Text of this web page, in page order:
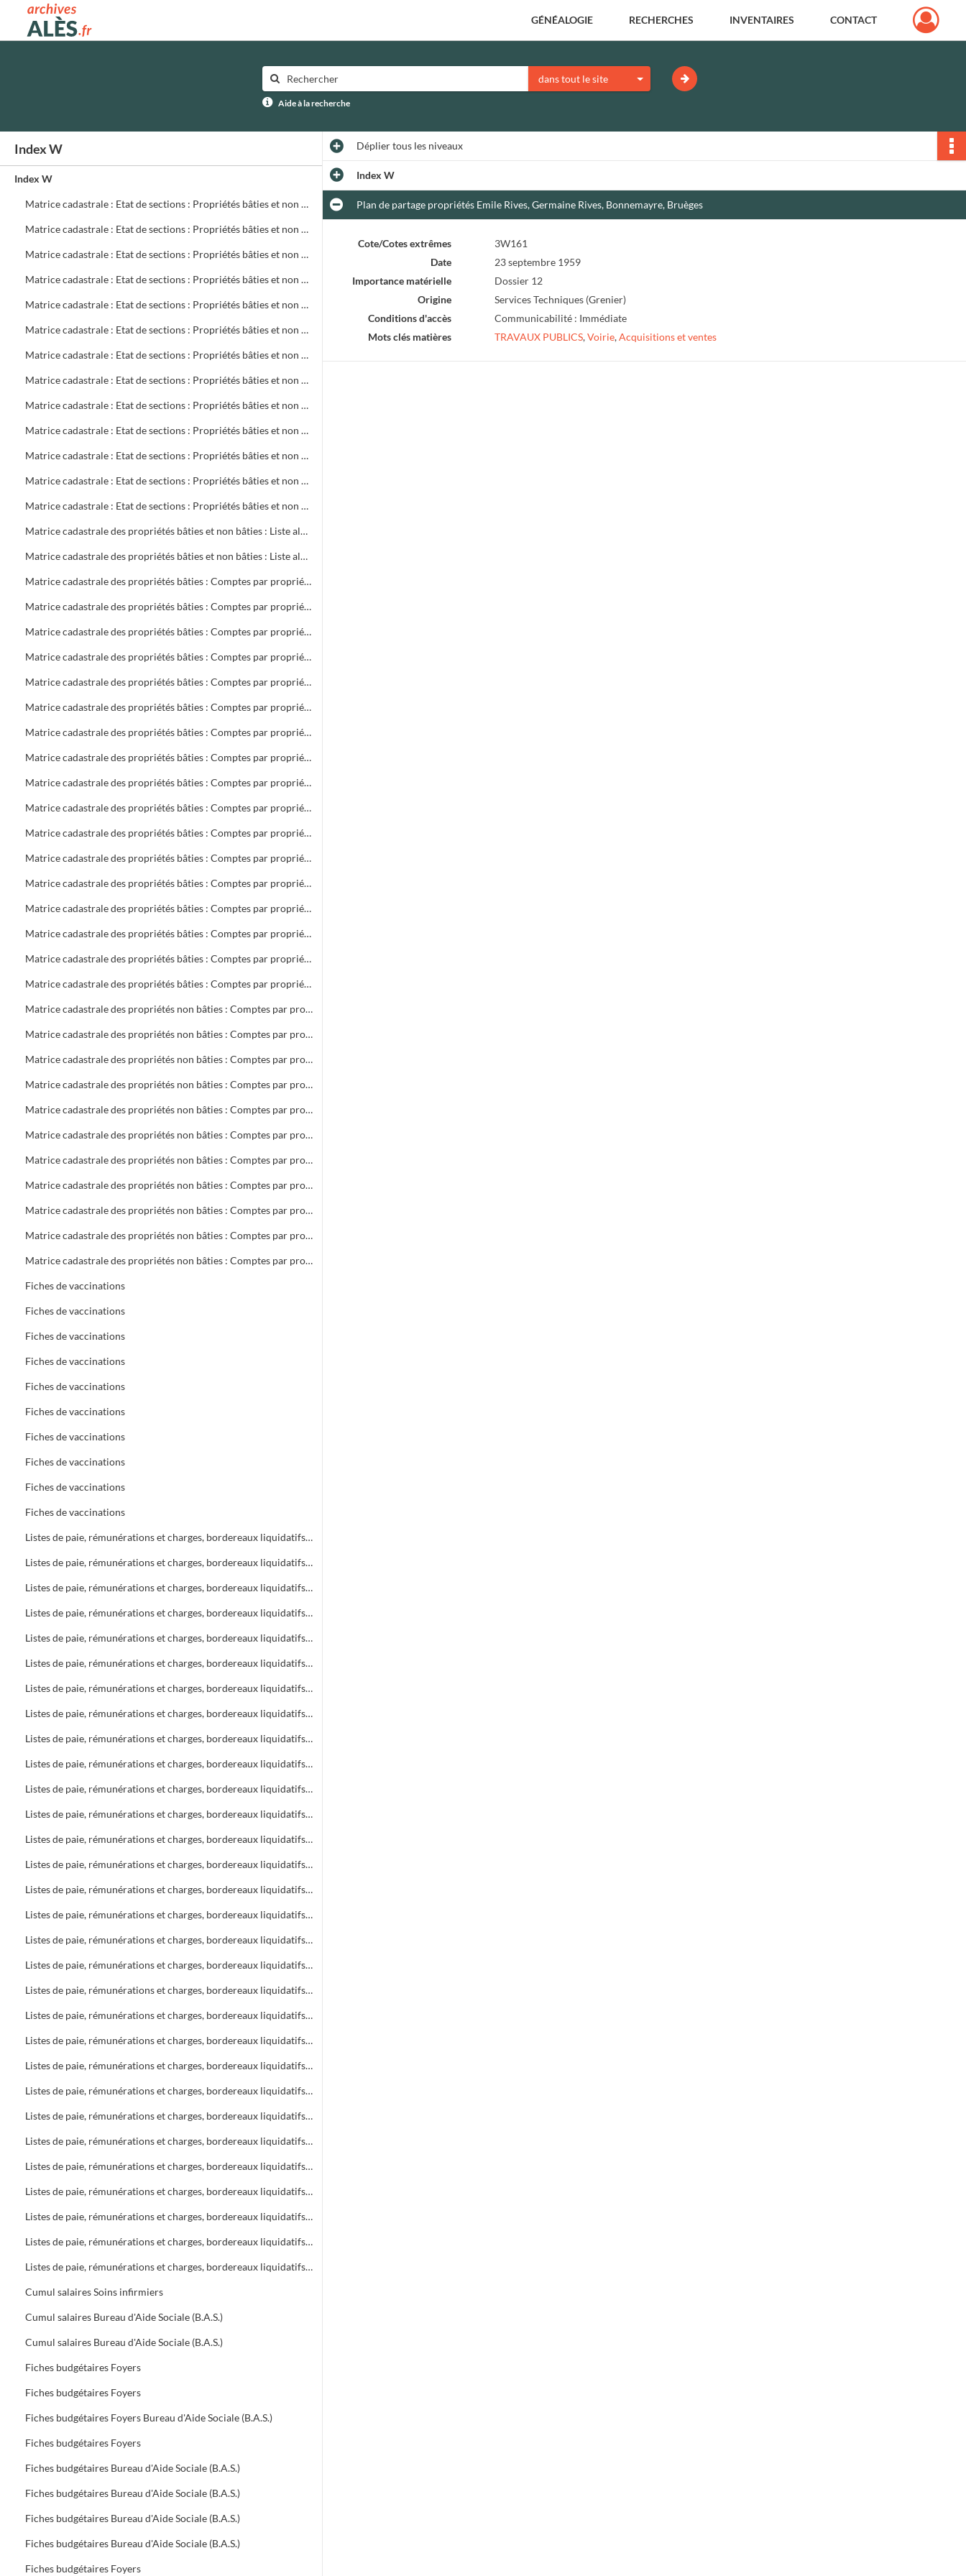
Archives municipales d'Alès GÉNÉALOGIE RECHERCHES INVENTAIRES CONTACT
dans tout le site
Aide à la recherche
Index W
Index W
Matrice cadastrale : Etat de sections : Propriétés bâties et non bâties : Comptes par rue et lieu-dit : CA 621 à 780
Matrice cadastrale : Etat de sections : Propriétés bâties et non bâties : Comptes par rue et lieu-dit : CB 1 à 299
Matrice cadastrale : Etat de sections : Propriétés bâties et non bâties : Comptes par rue et lieu-dit : CB 300 à 499
Matrice cadastrale : Etat de sections : Propriétés bâties et non bâties : Comptes par rue et lieu-dit : CB 500 à 699
Matrice cadastrale : Etat de sections : Propriétés bâties et non bâties : Comptes par rue et lieu-dit : CB 700 à 719
Matrice cadastrale : Etat de sections : Propriétés bâties et non bâties : Comptes par rue et lieu-dit : CB 720 à 770
Matrice cadastrale : Etat de sections : Propriétés bâties et non bâties : Comptes par rue et lieu-dit : CB 771 à 855
Matrice cadastrale : Etat de sections : Propriétés bâties et non bâties : Comptes par rue et lieu-dit : CD 1 à 304
Matrice cadastrale : Etat de sections : Propriétés bâties et non bâties : Comptes par rue et lieu-dit : CH 1 à 394
Matrice cadastrale : Etat de sections : Propriétés bâties et non bâties : Comptes par rue et lieu-dit : CM 1 à 386
Matrice cadastrale : Etat de sections : Propriétés bâties et non bâties : Comptes par rue et lieu-dit : CN 1 à 190
Matrice cadastrale : Etat de sections : Propriétés bâties et non bâties : Comptes par rue et lieu-dit : CN 191 à 387
Matrice cadastrale : Etat de sections : Propriétés bâties et non bâties : Comptes par rue et lieu-dit : CO 1 à 440
Matrice cadastrale des propriétés bâties et non bâties : Liste alphabétique des propriétaires : A à G
Matrice cadastrale des propriétés bâties et non bâties : Liste alphabétique des propriétaires : A à Z
Matrice cadastrale des propriétés bâties : Comptes par propriétaire : 2 à 469 sociétés
Matrice cadastrale des propriétés bâties : Comptes par propriétaire : 2 à 680 copropriétés
Matrice cadastrale des propriétés bâties : Comptes par propriétaire : B 1 à 700
Matrice cadastrale des propriétés bâties : Comptes par propriétaire : B 701 à 1404
Matrice cadastrale des propriétés bâties : Comptes par propriétaire : B 1404 à C 400
Matrice cadastrale des propriétés bâties : Comptes par propriétaire : C 401 à 1268
Matrice cadastrale des propriétés bâties : Comptes par propriétaire : D 1 à E 116
Matrice cadastrale des propriétés bâties : Comptes par propriétaire : F 3 à 566
Matrice cadastrale des propriétés bâties : Comptes par propriétaire : G 3 à 989
Matrice cadastrale des propriétés bâties : Comptes par propriétaire : H 1 à L 98
Matrice cadastrale des propriétés bâties : Comptes par propriétaire : L 101 à M 220
Matrice cadastrale des propriétés bâties : Comptes par propriétaire : M 221 à 1116
Matrice cadastrale des propriétés bâties : Comptes par propriétaire : N 1 à P 729
Matrice cadastrale des propriétés bâties : Comptes par propriétaire : P 730 à R 574
Matrice cadastrale des propriétés bâties : Comptes par propriétaire : R 575 à S 601
Matrice cadastrale des propriétés bâties : Comptes par propriétaire : S 602 à 399
Matrice cadastrale des propriétés bâties : Comptes par propriétaire : V 2 à Z 27
Matrice cadastrale des propriétés non bâties : Comptes par propriétaire : A Collectivités
Matrice cadastrale des propriétés non bâties : Comptes par propriétaire : BA à BOS
Matrice cadastrale des propriétés non bâties : Comptes par propriétaire : BOU à CHAP
Matrice cadastrale des propriétés non bâties : Comptes par propriétaire : CHAR à DOV
Matrice cadastrale des propriétés non bâties : Comptes par propriétaire : DR à GA
Matrice cadastrale des propriétés non bâties : Comptes par propriétaire : GEB à K
Matrice cadastrale des propriétés non bâties : Comptes par propriétaire : LA à MAZ
Matrice cadastrale des propriétés non bâties : Comptes par propriétaire : ME à PH
Matrice cadastrale des propriétés non bâties : Comptes par propriétaire : PIA à ROUG
Matrice cadastrale des propriétés non bâties : Comptes par propriétaire : ROVI à S
Matrice cadastrale des propriétés non bâties : Comptes par propriétaire : T à Z
Fiches de vaccinations
Fiches de vaccinations
Fiches de vaccinations
Fiches de vaccinations
Fiches de vaccinations
Fiches de vaccinations
Fiches de vaccinations
Fiches de vaccinations
Fiches de vaccinations
Fiches de vaccinations
Listes de paie, rémunérations et charges, bordereaux liquidatifs Bureau d'Aide Sociale (B.A.S.)
Listes de paie, rémunérations et charges, bordereaux liquidatifs Bureau d'Aide Sociale (B.A.S.)
Listes de paie, rémunérations et charges, bordereaux liquidatifs Bureau d'Aide Sociale (B.A.S.)
Listes de paie, rémunérations et charges, bordereaux liquidatifs Bureau d'Aide Sociale (B.A.S.)
Listes de paie, rémunérations et charges, bordereaux liquidatifs Bureau d'Aide Sociale (B.A.S.)
Listes de paie, rémunérations et charges, bordereaux liquidatifs Bureau d'Aide Sociale (B.A.S.)
Listes de paie, rémunérations et charges, bordereaux liquidatifs Foyers
Listes de paie, rémunérations et charges, bordereaux liquidatifs Bureau d'Aide Sociale (B.A.S.)
Listes de paie, rémunérations et charges, bordereaux liquidatifs Bureau d'Aide Sociale (B.A.S.) - Foyers
Listes de paie, rémunérations et charges, bordereaux liquidatifs Foyers
Listes de paie, rémunérations et charges, bordereaux liquidatifs Soins infirmiers
Listes de paie, rémunérations et charges, bordereaux liquidatifs Soins infirmiers
Listes de paie, rémunérations et charges, bordereaux liquidatifs Bureau d'Aide Sociale (B.A.S.)
Listes de paie, rémunérations et charges, bordereaux liquidatifs Soins infirmiers, C.A.M.S.P.
Listes de paie, rémunérations et charges, bordereaux liquidatifs Foyers
Listes de paie, rémunérations et charges, bordereaux liquidatifs Bureau d'Aide Sociale (B.A.S.)
Listes de paie, rémunérations et charges, bordereaux liquidatifs Soins infirmiers, C.A.M.S.P.
Listes de paie, rémunérations et charges, bordereaux liquidatifs Foyers
Listes de paie, rémunérations et charges, bordereaux liquidatifs Soins infirmiers
Listes de paie, rémunérations et charges, bordereaux liquidatifs C.A.M.S.P.
Listes de paie, rémunérations et charges, bordereaux liquidatifs Bureau d'Aide Sociale (B.A.S.)
Listes de paie, rémunérations et charges, bordereaux liquidatifs Foyers
Listes de paie, rémunérations et charges, bordereaux liquidatifs Bureau d'Aide Sociale (B.A.S.)
Listes de paie, rémunérations et charges, bordereaux liquidatifs C.A.M.S.P.
Listes de paie, rémunérations et charges, bordereaux liquidatifs Soins infirmiers
Listes de paie, rémunérations et charges, bordereaux liquidatifs Bureau d'Aide Sociale (B.A.S.)
Listes de paie, rémunérations et charges, bordereaux liquidatifs C.A.M.S.P.
Listes de paie, rémunérations et charges, bordereaux liquidatifs Soins infirmiers
Listes de paie, rémunérations et charges, bordereaux liquidatifs Bureau d'Aide Sociale (B.A.S.)
Listes de paie, rémunérations et charges, bordereaux liquidatifs Foyers
Cumul salaires Soins infirmiers
Cumul salaires Bureau d'Aide Sociale (B.A.S.)
Cumul salaires Bureau d'Aide Sociale (B.A.S.)
Fiches budgétaires Foyers
Fiches budgétaires Foyers
Fiches budgétaires Foyers Bureau d'Aide Sociale (B.A.S.)
Fiches budgétaires Foyers
Fiches budgétaires Bureau d'Aide Sociale (B.A.S.)
Fiches budgétaires Bureau d'Aide Sociale (B.A.S.)
Fiches budgétaires Bureau d'Aide Sociale (B.A.S.)
Fiches budgétaires Bureau d'Aide Sociale (B.A.S.)
Fiches budgétaires Foyers
Dépliertous les niveaux
Index W
Plan de partage propriétés Emile Rives, Germaine Rives, Bonnemayre, Bruèges
Cote/Cotes extrêmes
3W161
Date
23 septembre 1959
Importance matérielle
Dossier 12
Origine
Services Techniques (Grenier)
Conditions d'accès
Communicabilité : Immédiate
Mots clés matières
TRAVAUX PUBLICS,Voirie,Acquisitions et ventes